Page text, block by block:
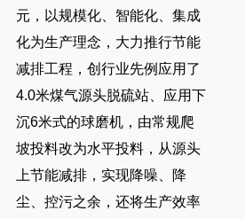
元，以规模化、智能化、集成
化为生产理念，大力推行节能
减排工程，创行业先例应用了
4.0米煤气源头脱硫站、应用下
沉6米式的球磨机，由常规爬
坡投料改为水平投料，从源头
上节能减排，实现降噪、降
尘、控污之余，还将生产效率